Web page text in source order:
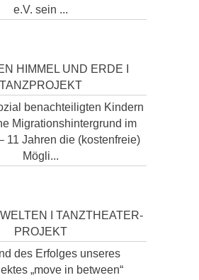
e.V. sein ...
HIMMEL UND ERDE I
TANZPROJEKT
benachteiligten Kindern
Migrationshintergrund im
11 Jahren die (kostenfreie)
Mögli...
I TANZTHEATER-
PROJEKT
des Erfolges unseres
„move in between“